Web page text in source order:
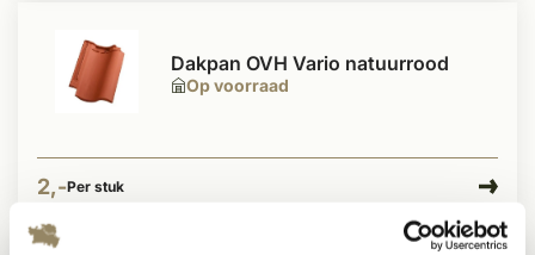
Op voorraad
Dakpan OVH Vario natuurrood
2,-Per stuk